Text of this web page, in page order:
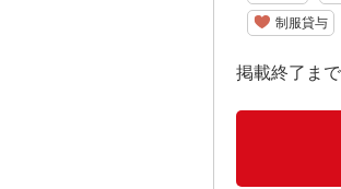
制服貸与
掲載終了ま